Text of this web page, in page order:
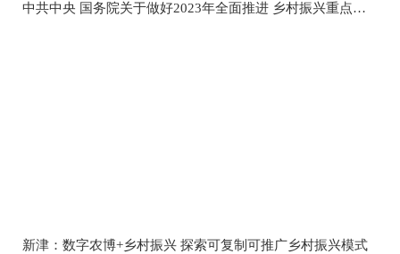
中共中央 国务院关于做好2023年全面推进 乡村振兴重点工作的意见
新津：数字农博+乡村振兴 探索可复制可推广乡村振兴模式